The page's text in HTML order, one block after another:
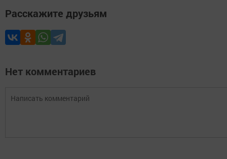
Расскажите друзьям
Нет комментариев